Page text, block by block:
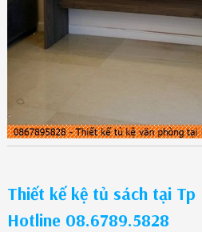
Thiết kế kệ tủ sách tại
Hotline 08.6789.5828